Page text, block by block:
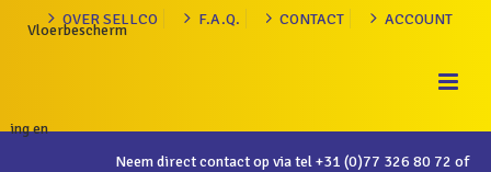
OVER SELLCO F.A.Q. CONTACT ACCOUNT
Neem direct contact op via tel+31 (0)77 326 80 72 of